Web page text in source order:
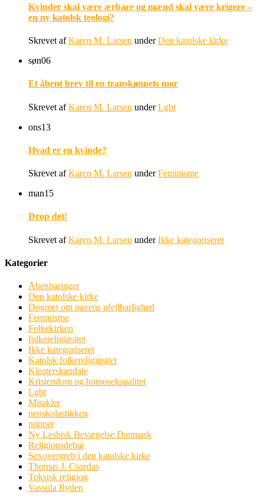
Kvinder skal være ærbare og mænd skal være krigere –
en ny katolsk teologi?
Skrevet afKaren M. Larsen underDen katolske kirke
søn06
Et åbent brev til en transkønnets mor
Skrevet afKaren M. Larsen underLgbt
ons13
Hvad er en kvinde?
Skrevet afKaren M. Larsen underFeminisme
man15
Drop det!
Skrevet afKaren M. Larsen underIkke kategoriseret
Kategorier
Åbenbaringer
Den katolske kirke
Dogmet om pavens ufejlbarlighed
Feminisme
Folkekirken
folkereligiøsitet
Ikke kategoriseret
Katolsk folkereligiøsitet
Klosterskandale
Kristendom og homoseksualitet
Lgbt
Mirakler
neoskolastikken
nonner
Ny Lesbisk Bevægelse Danmark
Religionsdebat
Sexovergreb i den katolske kirke
Thomas J. Csordas
Toksisk religion
Vassula Ryden